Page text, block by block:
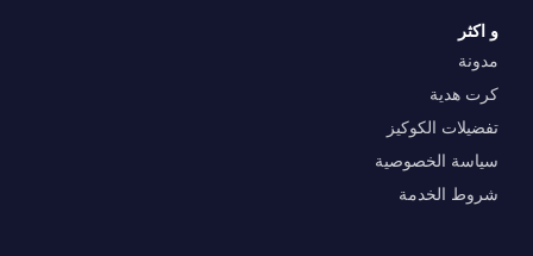
و اكثر
مدونة
كرت هدية
تفضيلات الكوكيز
سياسة الخصوصية
شروط الخدمة